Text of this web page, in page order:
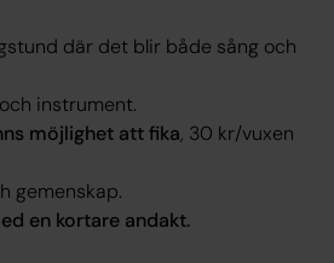
där det blir både sång och
instrument.
möjlighet att fika, 30 kr/vuxen
gemenskap.
en kortare andakt.